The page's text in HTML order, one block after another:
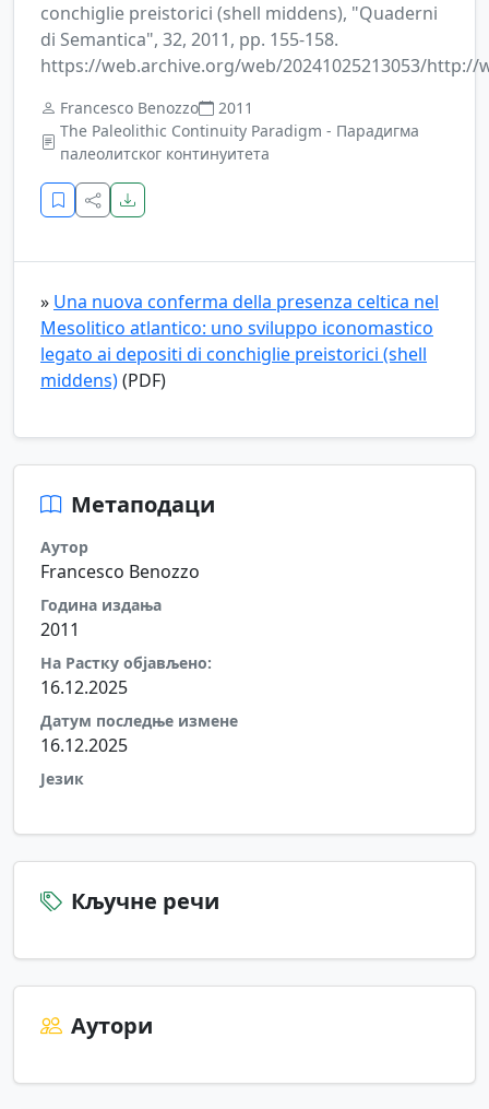
conchiglie preistorici (shell middens), "Quaderni
di Semantica", 32, 2011, pp. 155-158.
https://web.archive.org/web/20241025213053/
Francesco Benozzo
2011
The Paleolithic Continuity Paradigm - Парадигма
палеолитског континуитета
» Una nuova conferma della presenza celtica nel
Mesolitico atlantico: uno sviluppo iconomastico
legato ai depositi di conchiglie preistorici (shell
middens)(PDF)
Метаподаци
Аутор
Francesco Benozzo
Година издања
2011
На Растку објављено:
16.12.2025
Датум последње измене
16.12.2025
Језик
Кључне речи
Аутори